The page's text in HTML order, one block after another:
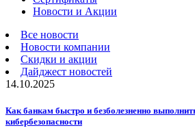
Новости и Акции
Все новости
Новости компании
Скидки и акции
Дайджест новостей
14.10.2025
Как банкам быстро и безболезненно
кибербезопасности